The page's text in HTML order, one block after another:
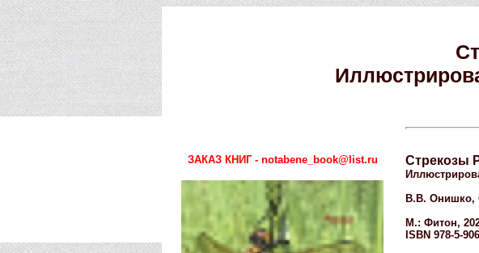
ЗАКАЗ КНИГ - notabene_book@list.ru Стрекозы
В.В. Онишко,
М.: Фитон,
ISBN 978-5-